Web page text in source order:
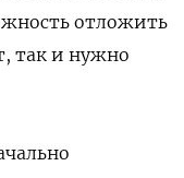
отложить
так и нужно